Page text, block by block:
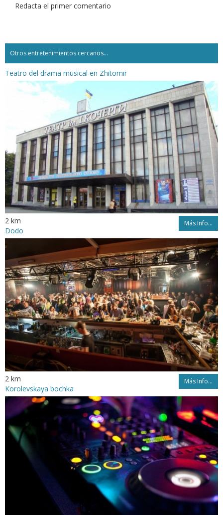
Redacta el primer comentario
Otros entretenimientos cercanos...
Teatro del drama musical en Zhitomir
2 km Más Info...
Dodo
2 km Más Info...
Korolevskaya bochka